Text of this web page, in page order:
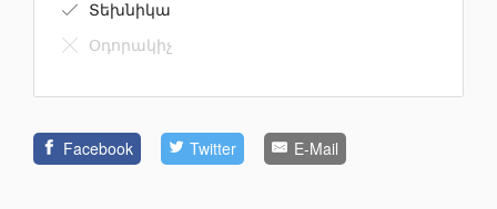
Տեխնիկա
Օդորակիչ
Facebook Twitter E-Mail